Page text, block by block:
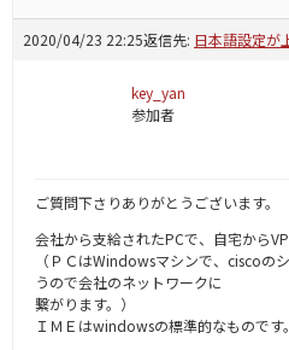
2020/04/23 22:25返信先: 日本語設定が
key_yan
参加者
ご質問下さりありがとうございます。
会社から支給されたPCで、自宅から
（ＰＣはWindowsマシンで、ciscoの
うので会社のネットワークに
繋がります。）
ＩＭＥはwindowsの標準的なものです。